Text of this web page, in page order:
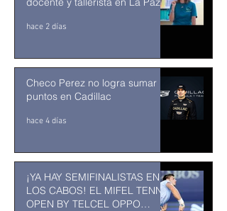
hace 2 días
Checo Perez no logra sumar
puntos en Cadillac
hace 4 días
¡YA HAY SEMIFINALISTAS EN
LOS CABOS! EL MIFEL TENNIS
OPEN BY TELCEL OPPO